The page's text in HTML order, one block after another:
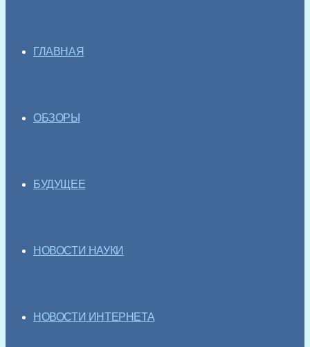
ГЛАВНАЯ
ОБЗОРЫ
БУДУЩЕЕ
НОВОСТИ НАУКИ
НОВОСТИ ИНТЕРНЕТА